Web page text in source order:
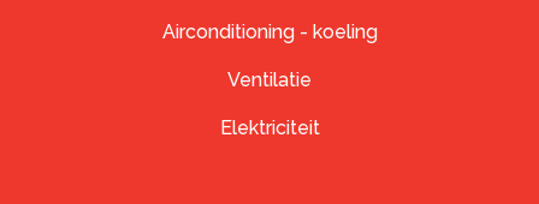
Airconditioning - koeling
Ventilatie
Elektriciteit